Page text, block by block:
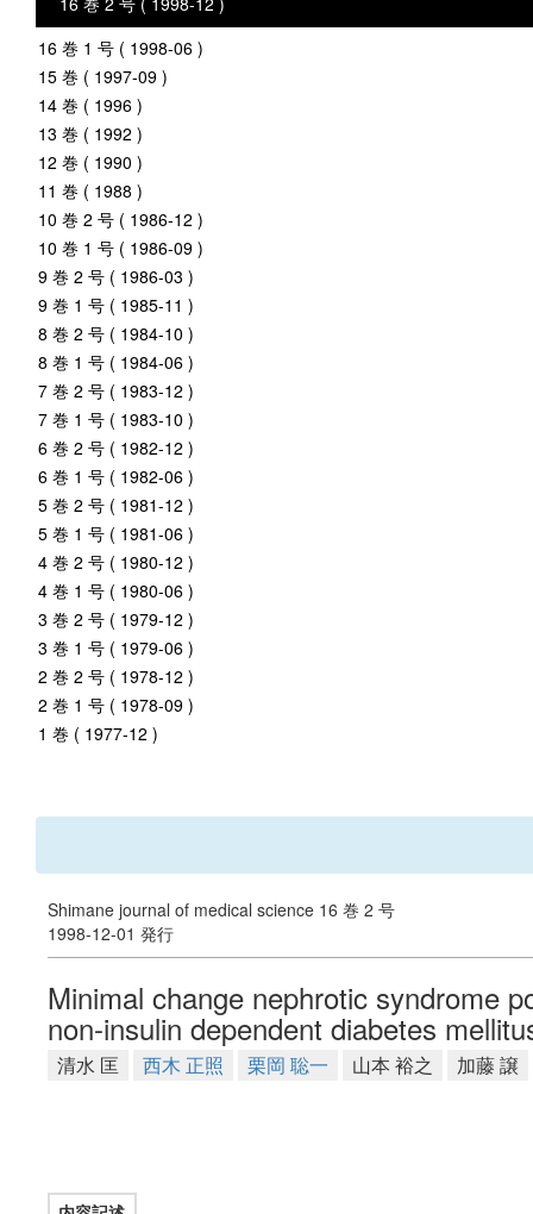
16 巻 1 号 ( 1998-06 )
15 巻 ( 1997-09 )
14 巻 ( 1996 )
13 巻 ( 1992 )
12 巻 ( 1990 )
11 巻 ( 1988 )
10 巻 2 号 ( 1986-12 )
10 巻 1 号 ( 1986-09 )
9 巻 2 号 ( 1986-03 )
9 巻 1 号 ( 1985-11 )
8 巻 2 号 ( 1984-10 )
8 巻 1 号 ( 1984-06 )
7 巻 2 号 ( 1983-12 )
7 巻 1 号 ( 1983-10 )
6 巻 2 号 ( 1982-12 )
6 巻 1 号 ( 1982-06 )
5 巻 2 号 ( 1981-12 )
5 巻 1 号 ( 1981-06 )
4 巻 2 号 ( 1980-12 )
4 巻 1 号 ( 1980-06 )
3 巻 2 号 ( 1979-12 )
3 巻 1 号 ( 1979-06 )
2 巻 2 号 ( 1978-12 )
2 巻 1 号 ( 1978-09 )
1 巻 ( 1977-12 )
Shimane journal of medical science 16 巻 2 号
1998-12-01 発行
Minimal change nephrotic syndrome
non-insulin dependent diabetes
清水 匡 西木 正照 栗岡 聡一 山本 裕之 加藤 譲